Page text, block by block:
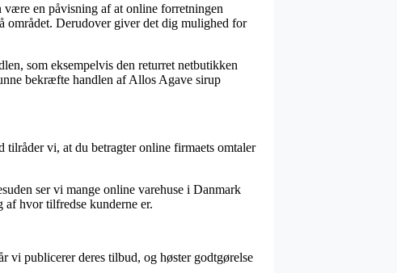
en påvisning af at online forretningen
området. Derudover giver det dig mulighed for
som eksempelvis den returret netbutikken
bekræfte handlen af Allos Agave sirup
vi, at du betragter online firmaets omtaler
ser vi mange online varehuse i Danmark
af hvor tilfredse kunderne er.
vi publicerer deres tilbud, og høster godtgørelse